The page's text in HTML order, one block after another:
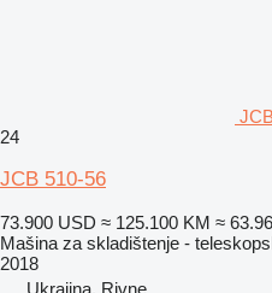
24
JCB 510-56
73.900 USD ≈ 125.100 KM ≈
Mašina za skladištenje -
2018
Ukrajina, Rivne